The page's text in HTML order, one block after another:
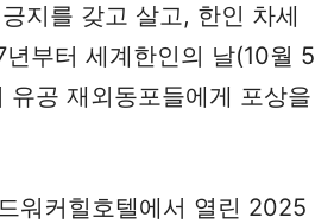
지를 갖고 살고, 한인 차세
부터 세계한인의 날(10월 5
공 재외동포들에게 포상을
워커힐호텔에서 열린 2025